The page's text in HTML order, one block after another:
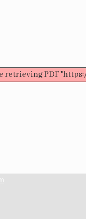
retrieving PDF